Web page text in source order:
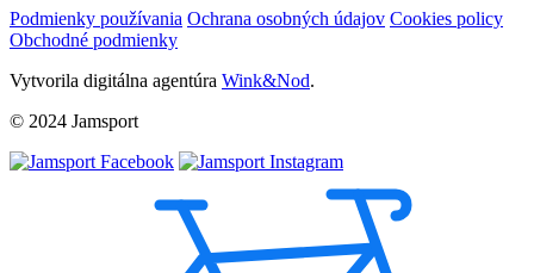
Podmienky používania Ochrana osobných údajov Cookies policy
Obchodné podmienky
Vytvorila digitálna agentúra Wink&Nod.
© 2024 Jamsport